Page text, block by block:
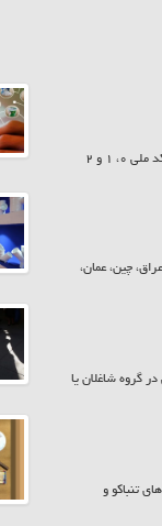
امروز پنجشنبه ۱۵ مرداد ۱۴۰۵ سیزدهمین مرحله شارژ کالابرگ انجام شد. به این ترتیب کمک معیشت خانوارها با رقم انتهایی کد ملی ۰، ۱ و ۲
ایران، گفت: در بیست و ششمین نمایشگاه بین المللی صنعت ساختمان از ۷ کشور عراق، چین، عمان،
بوده اند، یعنی در گروه شاغلان یا
تنباکو و